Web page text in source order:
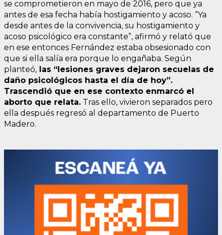
se comprometieron en mayo de 2016, pero que ya
antes de esa fecha había hostigamiento y acoso. “Ya
desde antes de la convivencia, su hostigamiento y
acoso psicológico era constante”, afirmó y relató que
en ese entonces Fernández estaba obsesionado con
que si ella salía era porque lo engañaba. Según
planteó, las “lesiones graves dejaron secuelas de
daño psicológicos hasta el día de hoy”.
Trascendió que en ese contexto enmarcó el
aborto que relata. Tras ello, vivieron separados pero
ella después regresó al departamento de Puerto
Madero.